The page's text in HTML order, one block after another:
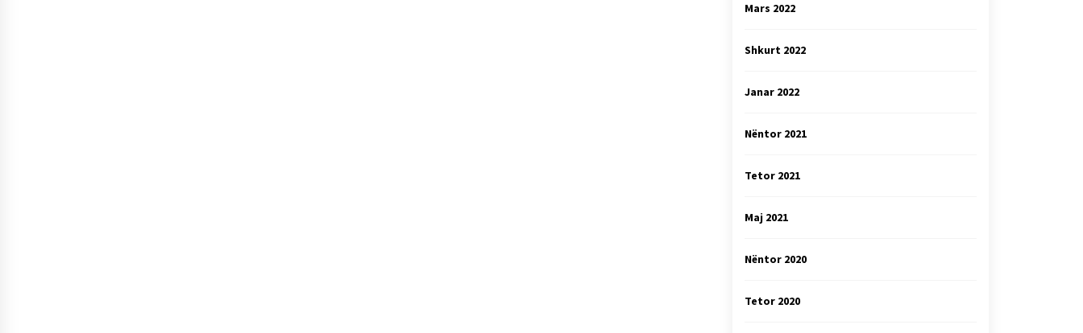
Mars 2022
Shkurt 2022
Janar 2022
Nëntor 2021
Tetor 2021
Maj 2021
Nëntor 2020
Tetor 2020